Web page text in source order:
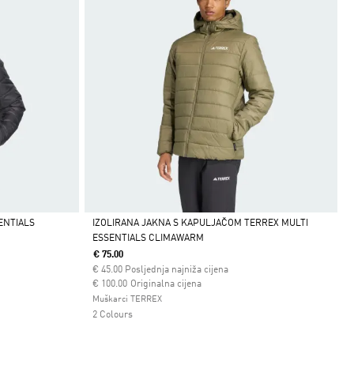
Da
IZOLIRANA JAKNA S KAPULJAČOM TERREX MULTI
ESSENTIALS CLIMAWARM
€ 75.00
€ 45.00 Posljednja najniža cijena
Originalna cijena
Cijena umanjena od
€ 100.00za
Muškarci TERREX
2 Colours